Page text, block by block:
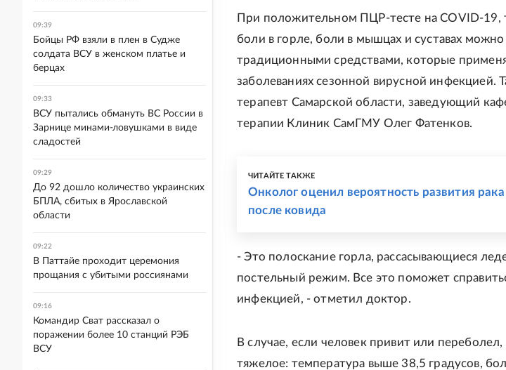
При положительном ПЦР-тесте на COVID-19,
боли в горле, боли в мышцах и суставах можно
традиционными средствами, которые
заболеваниях сезонной вирусной инфекцией.
терапевт Самарской области, заведующий
терапии Клиник СамГМУ Олег Фатенков.
ЧИТАЙТЕ ТАКЖЕ
Онколог оценил вероятность развития рака
после ковида
- Это полоскание горла, рассасывающиеся
постельный режим. Все это поможет
инфекцией, - отметил доктор.
В случае, если человек привит или
тяжелое: температура выше 38,5 градусов,
09:39
Бойцы РФ взяли в плен в Судже
солдата ВСУ в женском платье и
берцах
09:33
ВСУ пытались обмануть ВС России в
Зарнице минами-ловушками в виде
сладостей
09:29
До 92 дошло количество украинских
БПЛА, сбитых в Ярославской
области
09:22
В Паттайе проходит церемония
прощания с убитыми россиянами
09:16
Командир Сват рассказал о
поражении более 10 станций РЭБ
ВСУ